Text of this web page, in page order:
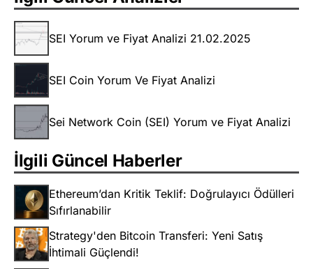
SEI Yorum ve Fiyat Analizi 21.02.2025
SEI Coin Yorum Ve Fiyat Analizi
Sei Network Coin (SEI) Yorum ve Fiyat Analizi
İlgili Güncel Haberler
Ethereum’dan Kritik Teklif: Doğrulayıcı Ödülleri
Sıfırlanabilir
Strategy'den Bitcoin Transferi: Yeni Satış
İhtimali Güçlendi!